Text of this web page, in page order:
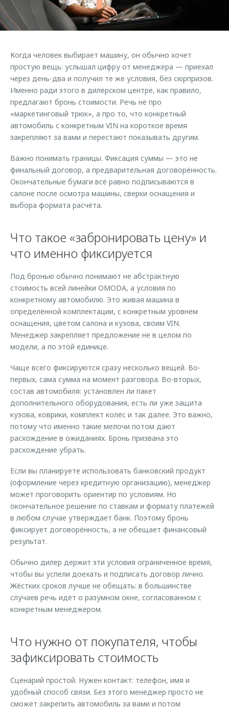
Страхование
Кредитный калькулятор
Оригинальные аксессуары
Запчасти
Трейд-ин
Калькулятор трейд-ин
Руководства по эксплуатации
Клиентская поддержка
Клуб владельцев OMODA
Приложение O&J
Аксессуары
Одежда и сувениры
Оригинальные аксессуары
Обратная связь
Когда человек выбирает машину, он обычно хочет
простую вещь: услышал цифру от менеджера — приехал
через день-два и получил те же условия, без сюрпризов.
Именно ради этого в дилерском центре, как правило,
предлагают бронь стоимости. Речь не про
«маркетинговый трюк», а про то, что конкретный
автомобиль с конкретным VIN на короткое время
закрепляют за вами и перестают показывать другим.
Важно понимать границы. Фиксация суммы — это не
финальный договор, а предварительная договорённость.
Окончательные бумаги всё равно подписываются в
салоне после осмотра машины, сверки оснащения и
выбора формата расчёта.
Что такое «забронировать цену» и
что именно фиксируется
Под бронью обычно понимают не абстрактную
стоимость всей линейки OMODA, а условия по
конкретному автомобилю. Это живая машина в
определённой комплектации, с конкретным уровнем
оснащения, цветом салона и кузова, своим VIN.
Менеджер закрепляет предложение не в целом по
модели, а по этой единице.
Чаще всего фиксируются сразу несколько вещей. Во-
первых, сама сумма на момент разговора. Во-вторых,
состав автомобиля: установлен ли пакет
дополнительного оборудования, есть ли уже защита
кузова, коврики, комплект колёс и так далее. Это важно,
потому что именно такие мелочи потом дают
расхождение в ожиданиях. Бронь призвана это
расхождение убрать.
Если вы планируете использовать банковский продукт
(оформление через кредитную организацию), менеджер
может проговорить ориентир по условиям. Но
окончательное решение по ставкам и формату платежей
в любом случае утверждает банк. Поэтому бронь
фиксирует договорённость, а не обещает финансовый
результат.
Обычно дилер держит эти условия ограниченное время,
чтобы вы успели доехать и подписать договор лично.
Жёстких сроков лучше не обещать: в большинстве
случаев речь идёт о разумном окне, согласованном с
конкретным менеджером.
Что нужно от покупателя, чтобы
зафиксировать стоимость
Сценарий простой. Нужен контакт: телефон, имя и
удобный способ связи. Без этого менеджер просто не
сможет закрепить автомобиль за вами и потом